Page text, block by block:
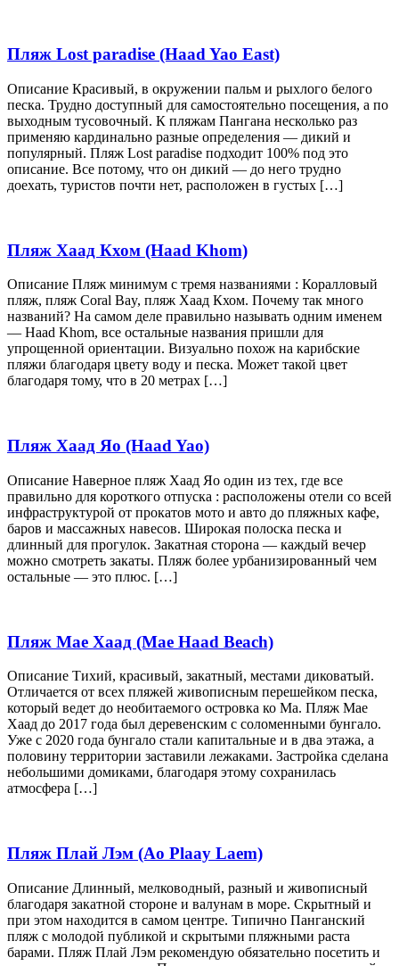
Пляж Lost paradise (Haad Yao East)
Описание Красивый, в окружении пальм и рыхлого белого
песка. Трудно доступный для самостоятельно посещения, а по
выходным тусовочный. К пляжам Пангана несколько раз
применяю кардинально разные определения — дикий и
популярный. Пляж Lost paradise подходит 100% под это
описание. Все потому, что он дикий — до него трудно
доехать, туристов почти нет, расположен в густых […]
Пляж Хаад Кхом (Haad Khom)
Описание Пляж минимум с тремя названиями : Коралловый
пляж, пляж Coral Bay, пляж Хаад Кхом. Почему так много
названий? На самом деле правильно называть одним именем
— Haad Khom, все остальные названия пришли для
упрощенной ориентации. Визуально похож на карибские
пляжи благодаря цвету воду и песка. Может такой цвет
благодаря тому, что в 20 метрах […]
Пляж Хаад Яо (Haad Yao)
Описание Наверное пляж Хаад Яо один из тех, где все
правильно для короткого отпуска : расположены отели со всей
инфраструктурой от прокатов мото и авто до пляжных кафе,
баров и массажных навесов. Широкая полоска песка и
длинный для прогулок. Закатная сторона — каждый вечер
можно смотреть закаты. Пляж более урбанизированный чем
остальные — это плюс. […]
Пляж Мае Хаад (Mae Haad Beach)
Описание Тихий, красивый, закатный, местами диковатый.
Отличается от всех пляжей живописным перешейком песка,
который ведет до необитаемого островка ко Ма. Пляж Мае
Хаад до 2017 года был деревенским с соломенными бунгало.
Уже с 2020 года бунгало стали капитальные и в два этажа, а
половину территории заставили лежаками. Застройка сделана
небольшими домиками, благодаря этому сохранилась
атмосфера […]
Пляж Плай Лэм (Ao Plaay Laem)
Описание Длинный, мелководный, разный и живописный
благодаря закатной стороне и валунам в море. Скрытный и
при этом находится в самом центре. Типично Панганский
пляж с молодой публикой и скрытыми пляжными раста
барами. Пляж Плай Лэм рекомендую обязательно посетить и